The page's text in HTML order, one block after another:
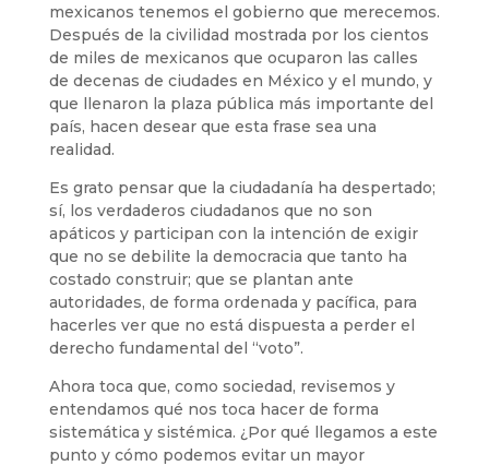
mexicanos tenemos el gobierno que merecemos.
Después de la civilidad mostrada por los cientos
de miles de mexicanos que ocuparon las calles
de decenas de ciudades en México y el mundo, y
que llenaron la plaza pública más importante del
país, hacen desear que esta frase sea una
realidad.
Es grato pensar que la ciudadanía ha despertado;
sí, los verdaderos ciudadanos que no son
apáticos y participan con la intención de exigir
que no se debilite la democracia que tanto ha
costado construir; que se plantan ante
autoridades, de forma ordenada y pacífica, para
hacerles ver que no está dispuesta a perder el
derecho fundamental del “voto”.
Ahora toca que, como sociedad, revisemos y
entendamos qué nos toca hacer de forma
sistemática y sistémica. ¿Por qué llegamos a este
punto y cómo podemos evitar un mayor